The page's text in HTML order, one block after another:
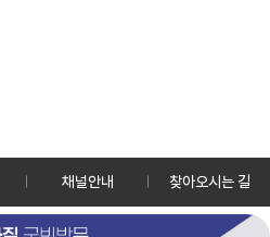
채널안내 찾아오시는 길